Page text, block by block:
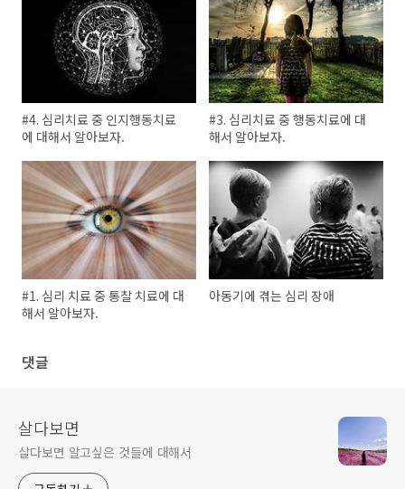
#4. 심리치료 중 인지행동치료
에 대해서 알아보자.
#3. 심리치료 중 행동치료에 대
해서 알아보자.
#1. 심리 치료 중 통찰 치료에 대
해서 알아보자.
아동기에 겪는 심리 장애
댓글
살다보면
살다보면 알고싶은 것들에 대해서